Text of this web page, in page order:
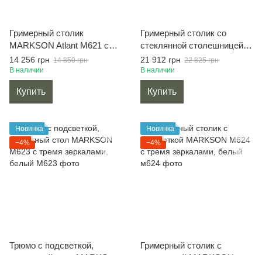
Гримерный столик
MARKSON Atlant М621 с
зеркалом в раме на
металлических ножках,
дуб сонома
14 256 грн 14 850 грн
В наличии
Купить
Гримерный столик со
стеклянной столешницей
MARKSON М622 зеркало в
раме, белый
21 912 грн 22 825 грн
В наличии
Купить
Новинка
−4%
Трюмо с подсветкой,
Новинка
−4%
Гримерный столик с